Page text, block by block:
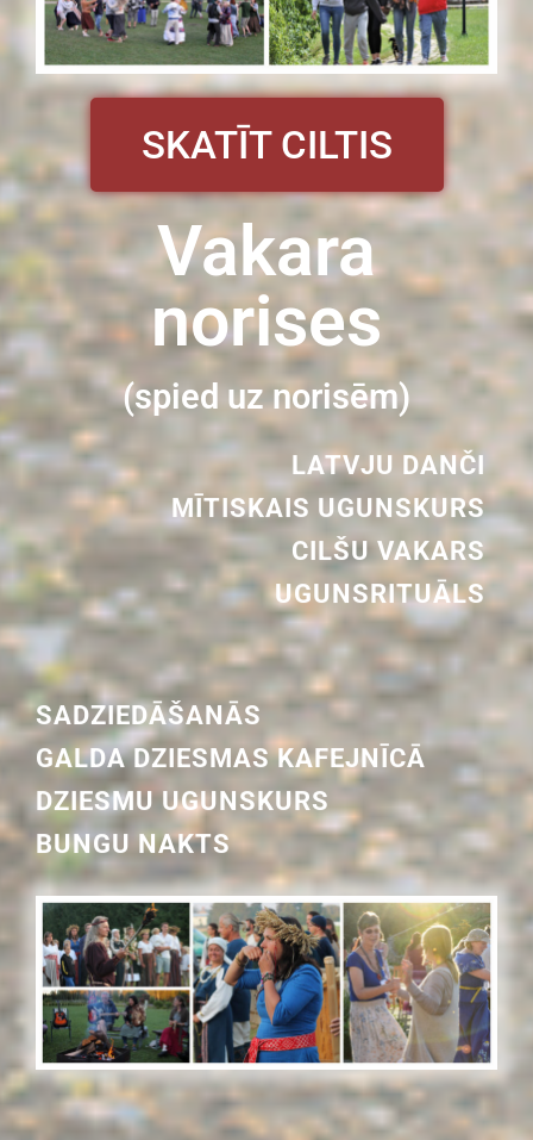
SKATĪT CILTIS
Vakara
norises
(spied uz norisēm)
LATVJU DANČI
MĪTISKAIS UGUNSKURS
CILŠU VAKARS
UGUNSRITUĀLS
SADZIEDĀŠANĀS
GALDA DZIESMAS KAFEJNĪCĀ
DZIESMU UGUNSKURS
BUNGU NAKTS